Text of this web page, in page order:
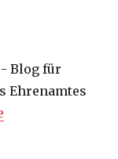
Blog für
Ehrenamtes